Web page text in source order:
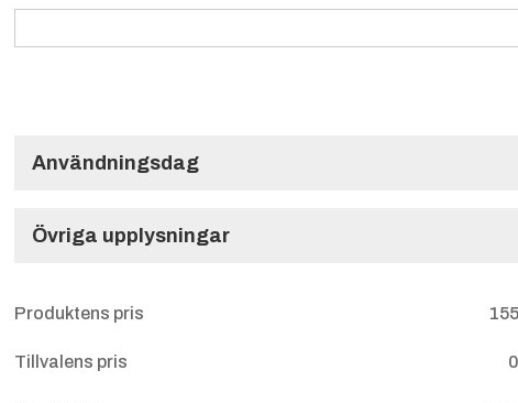
Användningsdag
Övriga upplysningar
Produktens pris
Tillvalens pris